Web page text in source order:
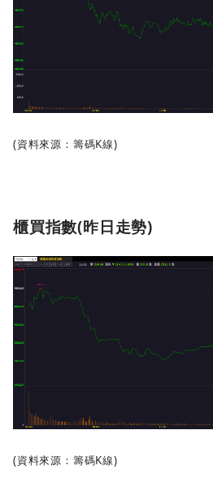
(資料來源：籌碼K線)
櫃買指數(昨日走勢)
(資料來源：籌碼K線)